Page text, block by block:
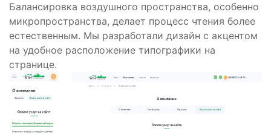
Балансировка воздушного пространства, особенно
микропространства, делает процесс чтения более
естественным. Мы разработали дизайн с акцентом
на удобное расположение типографики на
странице.